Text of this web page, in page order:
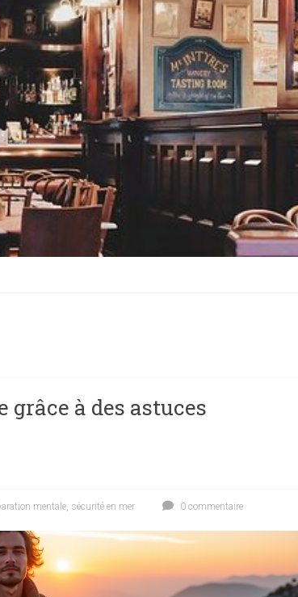
à des astuces
mentale, sécurité en mer 0 commentaire